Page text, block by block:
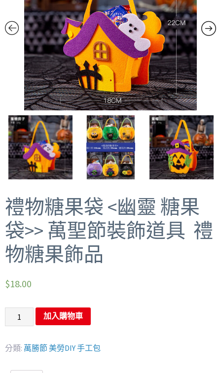
禮物糖果袋 <幽靈 糖果
袋>> 萬聖節裝飾道具 禮
物糖果飾品
$18.00
加入購物車
分類: 萬勝節 美勞DIY 手工包